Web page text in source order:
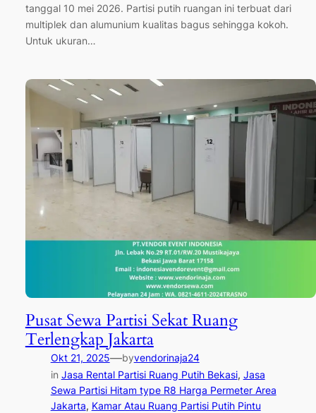
tanggal 10 mei 2026. Partisi putih ruangan ini terbuat dari
multiplek dan alumunium kualitas bagus sehingga kokoh.
Untuk ukuran…
Pusat Sewa Partisi Sekat Ruang
Terlengkap Jakarta
Okt 21, 2025—byvendorinaja24
in Jasa Rental Partisi Ruang Putih Bekasi, Jasa
Sewa Partisi Hitam type R8 Harga Permeter Area
Jakarta, Kamar Atau Ruang Partisi Putih Pintu